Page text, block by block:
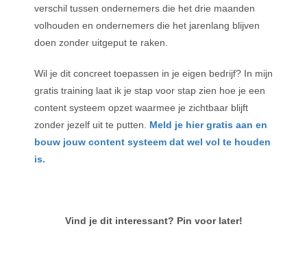
verschil tussen ondernemers die het drie maanden
volhouden en ondernemers die het jarenlang blijven
doen zonder uitgeput te raken.
Wil je dit concreet toepassen in je eigen bedrijf? In mijn
gratis training laat ik je stap voor stap zien hoe je een
content systeem opzet waarmee je zichtbaar blijft
zonder jezelf uit te putten. Meld je hier gratis aan en
bouw jouw content systeem dat wel vol te houden
is.
Vind je dit interessant? Pin voor later!